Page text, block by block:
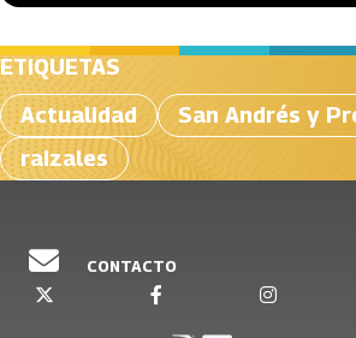
ETIQUETAS
Actualidad
San Andrés y
raizales
CONTACTO